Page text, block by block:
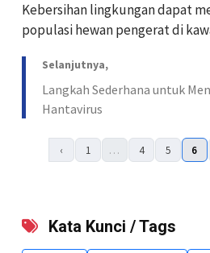
Kebersihan lingkungan dapat
populasi hewan pengerat di
Selanjutnya,
Langkah Sederhana untuk
Hantavirus
‹ 1 … 4 5 6
Kata Kunci / Tags